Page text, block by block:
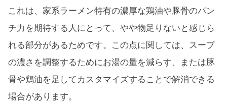
これは、家系ラーメン特有の濃厚な鶏油や豚骨のパン
チ力を期待する人にとって、やや物足りないと感じら
れる部分があるためです。この点に関しては、スープ
の濃さを調整するためにお湯の量を減らす、または豚
骨や鶏油を足してカスタマイズすることで解消できる
場合があります。